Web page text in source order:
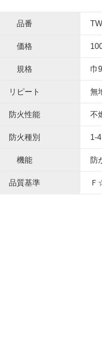
品番
価格
規格 巾
リピート 無
防火性能 不
防火種別 1-4
機能 防
品質基準